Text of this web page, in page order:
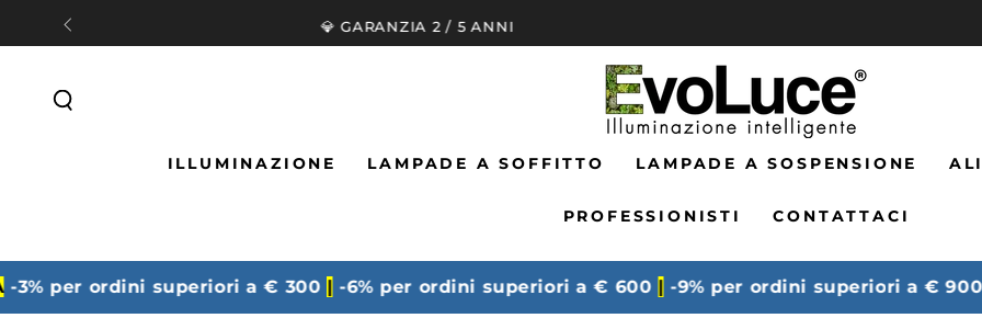
CONTENUTO
ILLUMINAZIONE LAMPADE A SOFFITTO LAMPADE A SOSPENSIONE
PROFESSIONISTI CONTATTACI
ordini superiori a € 300| -6% per ordini superiori a € 600| -9% per ordini superiori a € 900|-